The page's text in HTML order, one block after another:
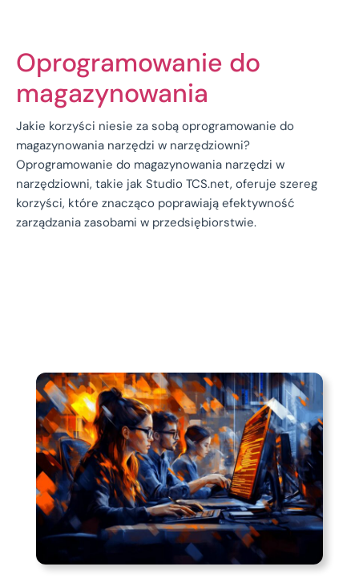
Oprogramowanie do
magazynowania
Jakie korzyści niesie za sobą oprogramowanie do
magazynowania narzędzi w narzędziowni?
Oprogramowanie do magazynowania narzędzi w
narzędziowni, takie jak Studio TCS.net, oferuje szereg
korzyści, które znacząco poprawiają efektywność
zarządzania zasobami w przedsiębiorstwie.